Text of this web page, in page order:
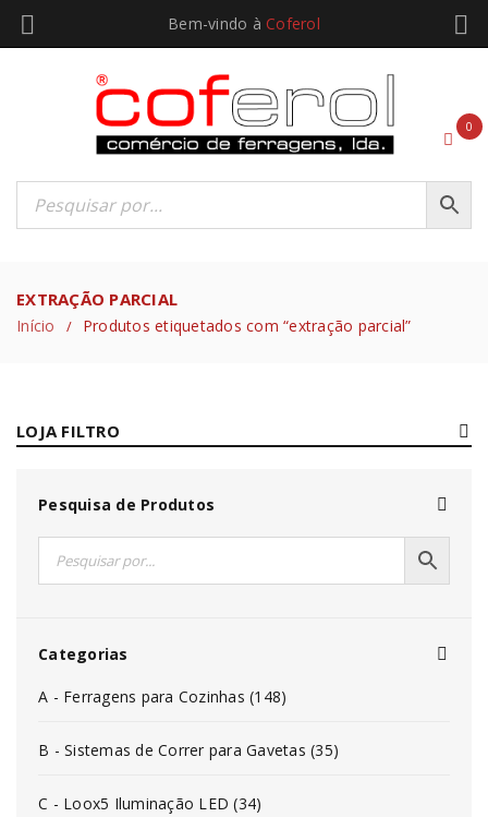
Bem-vindo à Coferol
0
EXTRAÇÃO PARCIAL
Início / Produtos etiquetados com “extração parcial”
LOJA FILTRO
Pesquisa de Produtos
Categorias
A - Ferragens para Cozinhas (148)
B - Sistemas de Correr para Gavetas (35)
C - Loox5 Iluminação LED (34)